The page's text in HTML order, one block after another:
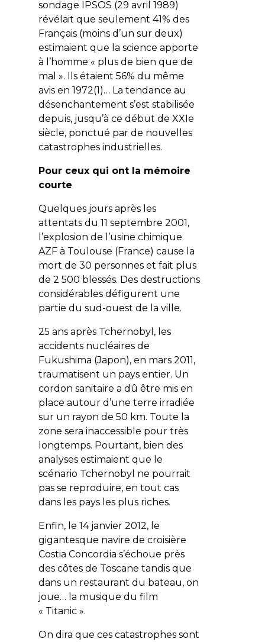
sondage IPSOS (29 avril 1989)
révélait que seulement 41% des
Français (moins d’un sur deux)
estimaient que la science apporte
à l’homme « plus de bien que de
mal ». Ils étaient 56% du même
avis en 1972(1)… La tendance au
désenchantement s’est stabilisée
depuis, jusqu’à ce début de XXIe
siècle, ponctué par de nouvelles
catastrophes industrielles.
Pour ceux qui ont la mémoire
courte
Quelques jours après les
attentats du 11 septembre 2001,
l’explosion de l’usine chimique
AZF à Toulouse (France) cause la
mort de 30 personnes et fait plus
de 2 500 blessés. Des destructions
considérables défigurent une
partie du sud-ouest de la ville.
25 ans après Tchernobyl, les
accidents nucléaires de
Fukushima (Japon), en mars 2011,
traumatisent un pays entier. Un
cordon sanitaire a dû être mis en
place autour d’une terre irradiée
sur un rayon de 50 km. Toute la
zone sera inaccessible pour très
longtemps. Pourtant, bien des
analyses estimaient que le
scénario Tchernobyl ne pourrait
pas se reproduire, en tout cas
dans les pays les plus riches.
Enfin, le 14 janvier 2012, le
gigantesque navire de croisière
Costia Concordia s’échoue près
des côtes de Toscane tandis que
dans un restaurant du bateau, on
joue… la musique du film
« Titanic ».
On dira que ces catastrophes sont